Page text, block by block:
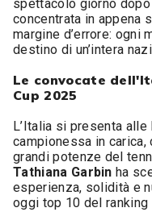
spettacolo giorno
concentrata in appena
margine d’errore: ogni
destino di un’intera
Le convocate
Cup 2025
L’Italia si presenta
campionessa in
grandi potenze del
Tathiana Garbin ha
esperienza, solidità e
oggi top 10 del